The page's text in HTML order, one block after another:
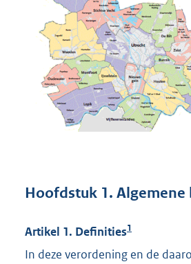
Hoofdstuk 1. Algemene
Artikel 1. Definities1
In deze verordening en de